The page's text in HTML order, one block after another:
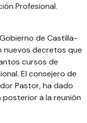
Profesional.
de Castilla-
nuevos decretos que
cursos de
El consejero de
Pastor, ha dado
posterior a la reunión